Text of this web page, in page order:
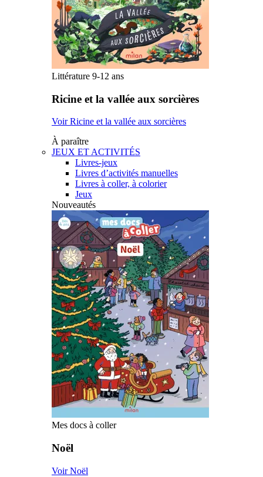
Littérature 9-12 ans
Ricine et la vallée aux sorcières
Voir Ricine et la vallée aux sorcières
À paraître
JEUX ET ACTIVITÉS
Livres-jeux
Livres d’activités manuelles
Livres à coller, à colorier
Jeux
Nouveautés
Mes docs à coller
Noël
Voir Noël